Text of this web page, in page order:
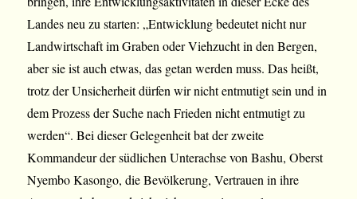
Landes neu zu starten: „Entwicklung bedeutet nicht nur
Landwirtschaft im Graben oder Viehzucht in den Bergen,
aber sie ist auch etwas, das getan werden muss. Das heißt,
trotz der Unsicherheit dürfen wir nicht entmutigt sein und in
dem Prozess der Suche nach Frieden nicht entmutigt zu
werden“. Bei dieser Gelegenheit bat der zweite
Kommandeur der südlichen Unterachse von Bashu, Oberst
Nyembo Kasongo, die Bevölkerung, Vertrauen in ihre